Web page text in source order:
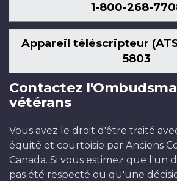
1-800-268-
Appareil téléscripteur
5803
Contactez
vétérans
Vous avez le droit d'être traité
équité et courtoisie par Anciens
Canada. Si vous estimez que l'un
pas été respecté ou qu'une